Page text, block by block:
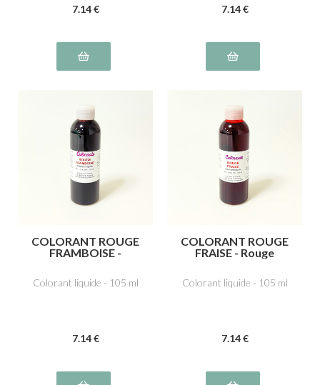
7.14 € 7.14 €
COLORANT ROUGE
FRAMBOISE -
Colorant liquide - 105 ml
7.14 €
COLORANT ROUGE
FRAISE - Rouge
Colorant liquide - 105 ml
7.14 €